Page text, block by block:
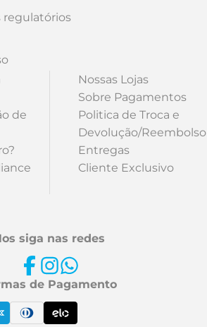
de
Nossas Lojas
Sobre Pagamentos
Politica de Troca e
Devolução/Reembolso
Entregas
Cliente Exclusivo
siga nas redes
de Pagamento